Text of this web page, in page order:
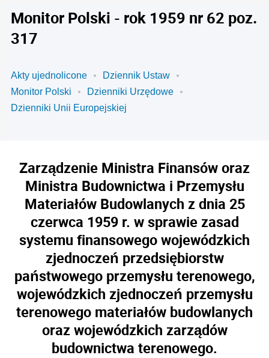
Monitor Polski - rok 1959 nr 62 poz.
317
Akty ujednolicone
Dziennik Ustaw
Monitor Polski
Dzienniki Urzędowe
Dzienniki Unii Europejskiej
Zarządzenie Ministra Finansów oraz
Ministra Budownictwa i Przemysłu
Materiałów Budowlanych z dnia 25
czerwca 1959 r. w sprawie zasad
systemu finansowego wojewódzkich
zjednoczeń przedsiębiorstw
państwowego przemysłu terenowego,
wojewódzkich zjednoczeń przemysłu
terenowego materiałów budowlanych
oraz wojewódzkich zarządów
budownictwa terenowego.